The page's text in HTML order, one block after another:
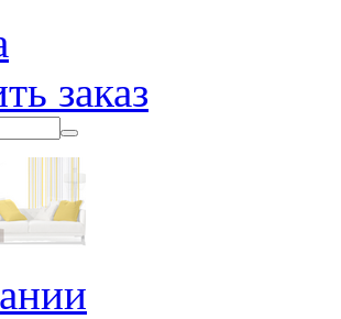
заказ